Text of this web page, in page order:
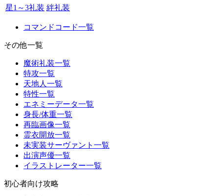
星1～3礼装 絆礼装
コマンドコード一覧
その他一覧
魔術礼装一覧
特攻一覧
天地人一覧
特性一覧
エネミーデータ一覧
身長/体重一覧
再臨画像一覧
霊衣開放一覧
未実装サーヴァント一覧
出演声優一覧
イラストレーター一覧
初心者向け攻略